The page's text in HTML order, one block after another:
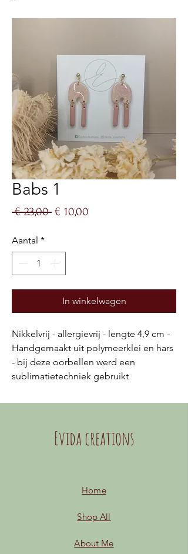
Babs 1
€ 23,00 Normale
€ 10,00
Aantal *
In winkelwagen
Nikkelvrij - allergievrij - lengte 4,9 cm -
Handgemaakt uit polymeerklei en hars
- bij deze oorbellen werd een
sublimatietechniek gebruikt
Evida creations
Home
Shop All
About Me